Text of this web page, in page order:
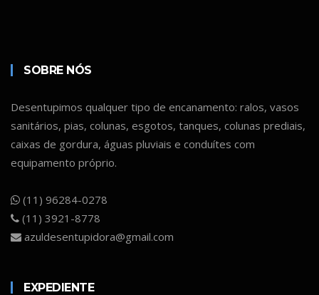
SOBRE NÓS
Desentupimos qualquer tipo de encanamento: ralos, vasos
sanitários, pias, colunas, esgotos, tanques, colunas prediais,
caixas de gordura, águas pluviais e conduítes com
equipamento próprio.
(11) 96284-0278
(11) 3921-8778
azuldesentupidora@gmail.com
EXPEDIENTE